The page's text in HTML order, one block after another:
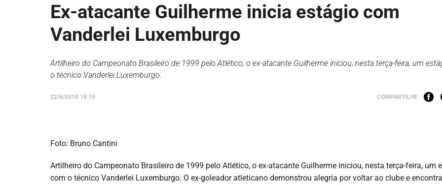
Ex-atacante Guilherme inicia estágio com
Vanderlei Luxemburgo
Artilheiro do Campeonato Brasileiro de 1999 pelo Atlético, o ex-atacante Guilherme iniciou, nesta terça-feira, um
o técnico Vanderlei Luxemburgo.
22/6/2010 18:19 COMPARTILHE
Foto: Bruno Cantini
Artilheiro do Campeonato Brasileiro de 1999 pelo Atlético, o ex-atacante Guilherme iniciou, nesta terça-feira, um
com o técnico Vanderlei Luxemburgo. O ex-goleador atleticano demonstrou alegria por voltar ao clube e